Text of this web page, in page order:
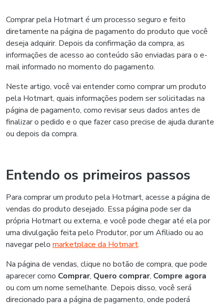
Comprar pela Hotmart é um processo seguro e feito
diretamente na página de pagamento do produto que você
deseja adquirir. Depois da confirmação da compra, as
informações de acesso ao conteúdo são enviadas para o e-
mail informado no momento do pagamento.
Neste artigo, você vai entender como comprar um produto
pela Hotmart, quais informações podem ser solicitadas na
página de pagamento, como revisar seus dados antes de
finalizar o pedido e o que fazer caso precise de ajuda durante
ou depois da compra.
Entendo os primeiros passos
Para comprar um produto pela Hotmart, acesse a página de
vendas do produto desejado. Essa página pode ser da
própria Hotmart ou externa, e você pode chegar até ela por
uma divulgação feita pelo Produtor, por um Afiliado ou ao
navegar pelo marketplace da Hotmart.
Na página de vendas, clique no botão de compra, que pode
aparecer como Comprar, Quero comprar, Compre agora
ou com um nome semelhante. Depois disso, você será
direcionado para a página de pagamento, onde poderá